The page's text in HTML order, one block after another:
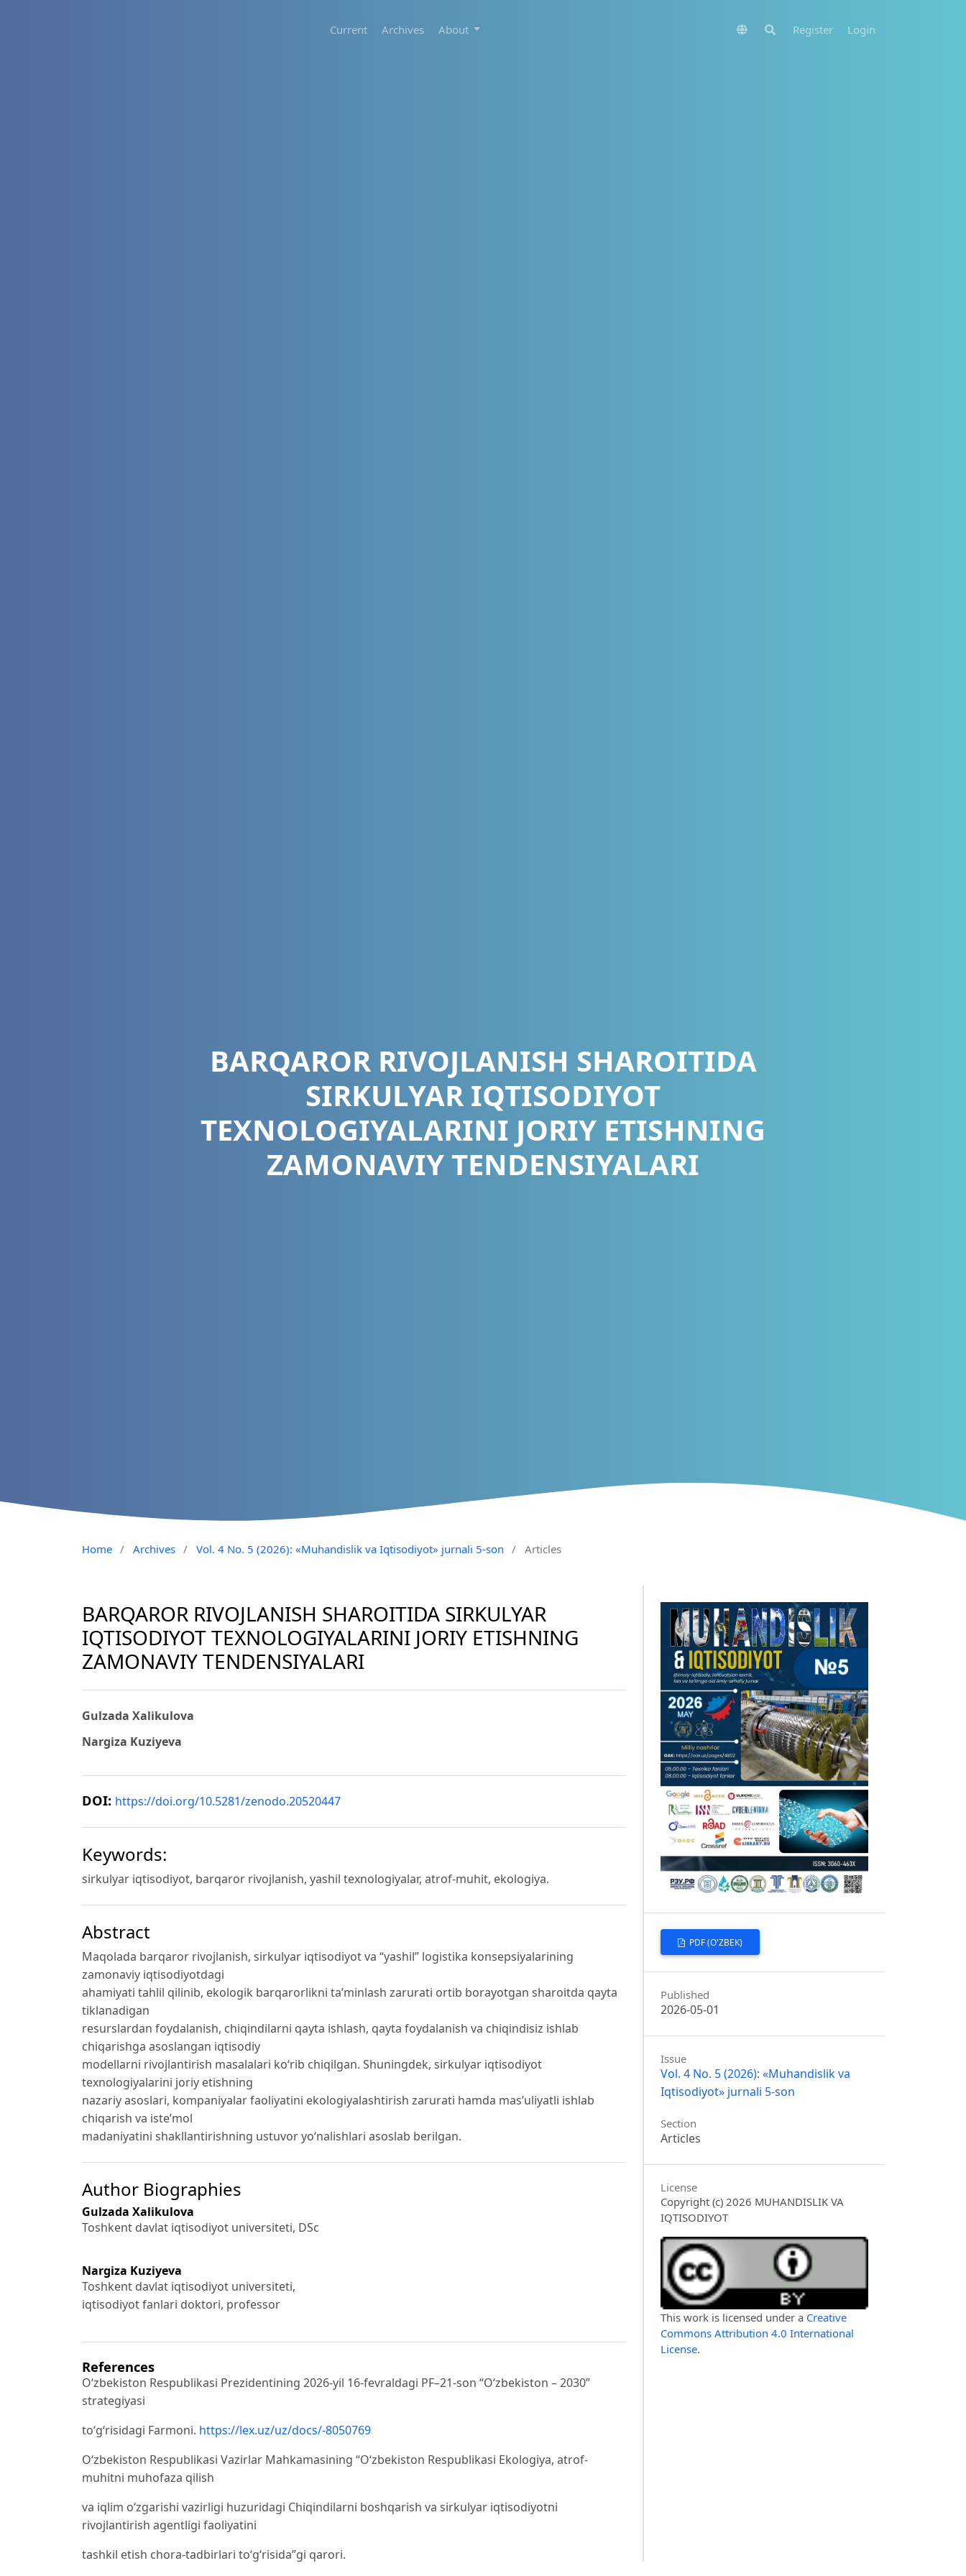
Current Archives About Register Login
BARQAROR RIVOJLANISH SHAROITIDA
SIRKULYAR IQTISODIYOT
TEXNOLOGIYALARINI JORIY ETISHNING
ZAMONAVIY TENDENSIYALARI
Home / Archives / Vol. 4 No. 5 (2026): «Muhandislik va Iqtisodiyot» jurnali 5-son / Articles
BARQAROR RIVOJLANISH SHAROITIDA SIRKULYAR
IQTISODIYOT TEXNOLOGIYALARINI JORIY ETISHNING
ZAMONAVIY TENDENSIYALARI
Gulzada Xalikulova
Nargiza Kuziyeva
DOI: https://doi.org/10.5281/zenodo.20520447
Keywords:
sirkulyar iqtisodiyot, barqaror rivojlanish, yashil texnologiyalar, atrof-muhit, ekologiya.
Abstract
Maqolada barqaror rivojlanish, sirkulyar iqtisodiyot va “yashil” logistika konsepsiyalarining
zamonaviy iqtisodiyotdagi
ahamiyati tahlil qilinib, ekologik barqarorlikni ta’minlash zarurati ortib borayotgan sharoitda qayta
tiklanadigan
resurslardan foydalanish, chiqindilarni qayta ishlash, qayta foydalanish va chiqindisiz ishlab
chiqarishga asoslangan iqtisodiy
modellarni rivojlantirish masalalari ko‘rib chiqilgan. Shuningdek, sirkulyar iqtisodiyot
texnologiyalarini joriy etishning
nazariy asoslari, kompaniyalar faoliyatini ekologiyalashtirish zarurati hamda mas’uliyatli ishlab
chiqarish va iste’mol
madaniyatini shakllantirishning ustuvor yo‘nalishlari asoslab berilgan.
Author Biographies
Gulzada Xalikulova
Toshkent davlat iqtisodiyot universiteti, DSc
Nargiza Kuziyeva
Toshkent davlat iqtisodiyot universiteti,
iqtisodiyot fanlari doktori, professor
References
O‘zbekiston Respublikasi Prezidentining 2026-yil 16-fevraldagi PF–21-son “O‘zbekiston – 2030”
strategiyasi
to‘g‘risidagi Farmoni. https://lex.uz/uz/docs/-8050769
O‘zbekiston Respublikasi Vazirlar Mahkamasining “O‘zbekiston Respublikasi Ekologiya, atrof-
muhitni muhofaza qilish
va iqlim o‘zgarishi vazirligi huzuridagi Chiqindilarni boshqarish va sirkulyar iqtisodiyotni
rivojlantirish agentligi faoliyatini
tashkil etish chora-tadbirlari to‘g‘risida”gi qarori.
PDF (O'ZBEK)
Published
2026-05-01
Issue
Vol. 4 No. 5 (2026): «Muhandislik va
Iqtisodiyot» jurnali 5-son
Section
Articles
License
Copyright (c) 2026 MUHANDISLIK VA
IQTISODIYOT
This work is licensed under a Creative
Commons Attribution 4.0 International
License.